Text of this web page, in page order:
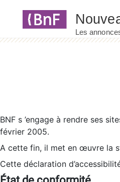
BNF s ’engage à rendre ses
février 2005.
A cette fin, il met en œuvre la
Cette déclaration